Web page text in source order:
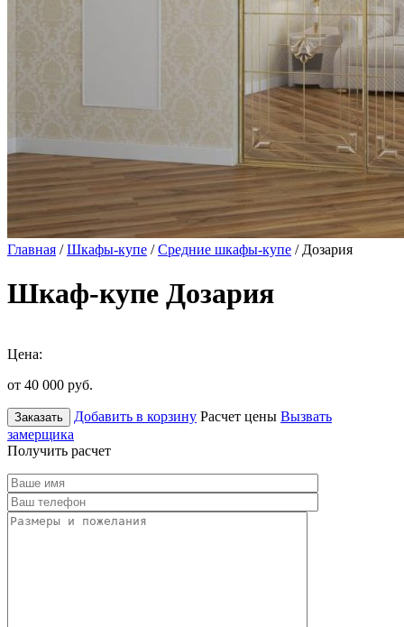
Главная /Шкафы-купе /Средние шкафы-купе / Дозария
Шкаф-купе Дозария
Цена:
от 40 000 руб.
Заказать Добавить в корзину Расчет цены Вызвать
замерщика
Получить расчет